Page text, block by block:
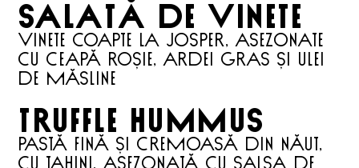
SALATĂ DE VINETE
Vinete coapte la Josper, asezonate
cu ceapă roșie, ardei gras și ulei
de măsline
TRUFFLE HUMMUS
Pastă fină și cremoasă din năut,
cu tahini, asezonată cu salsa de